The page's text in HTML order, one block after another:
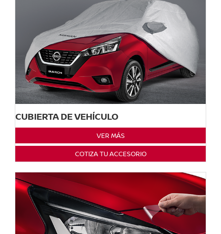
CUBIERTA DE VEHÍCULO
VER MÁS
COTIZA TU ACCESORIO